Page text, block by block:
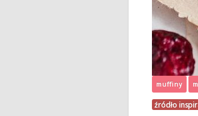
muffiny
źródło